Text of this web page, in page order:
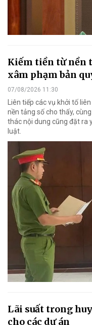
Kiếm tiền từ nền
xâm phạm bản
07/08/2026 11:30
Liên tiếp các vụ khởi tố
nền tảng số cho thấy,
thác nội dung cũng đặt ra
luật.
Lãi suất trong
cho các dự án